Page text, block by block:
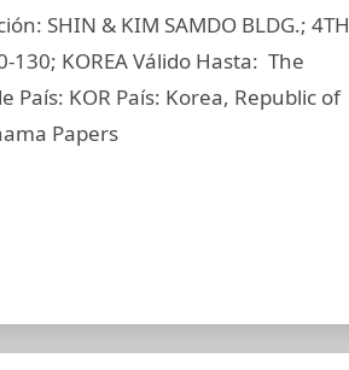
SHIN & KIM SAMDO BLDG.; 4TH
130; KOREA Válido Hasta: The
KOR País: Korea, Republic of
Papers